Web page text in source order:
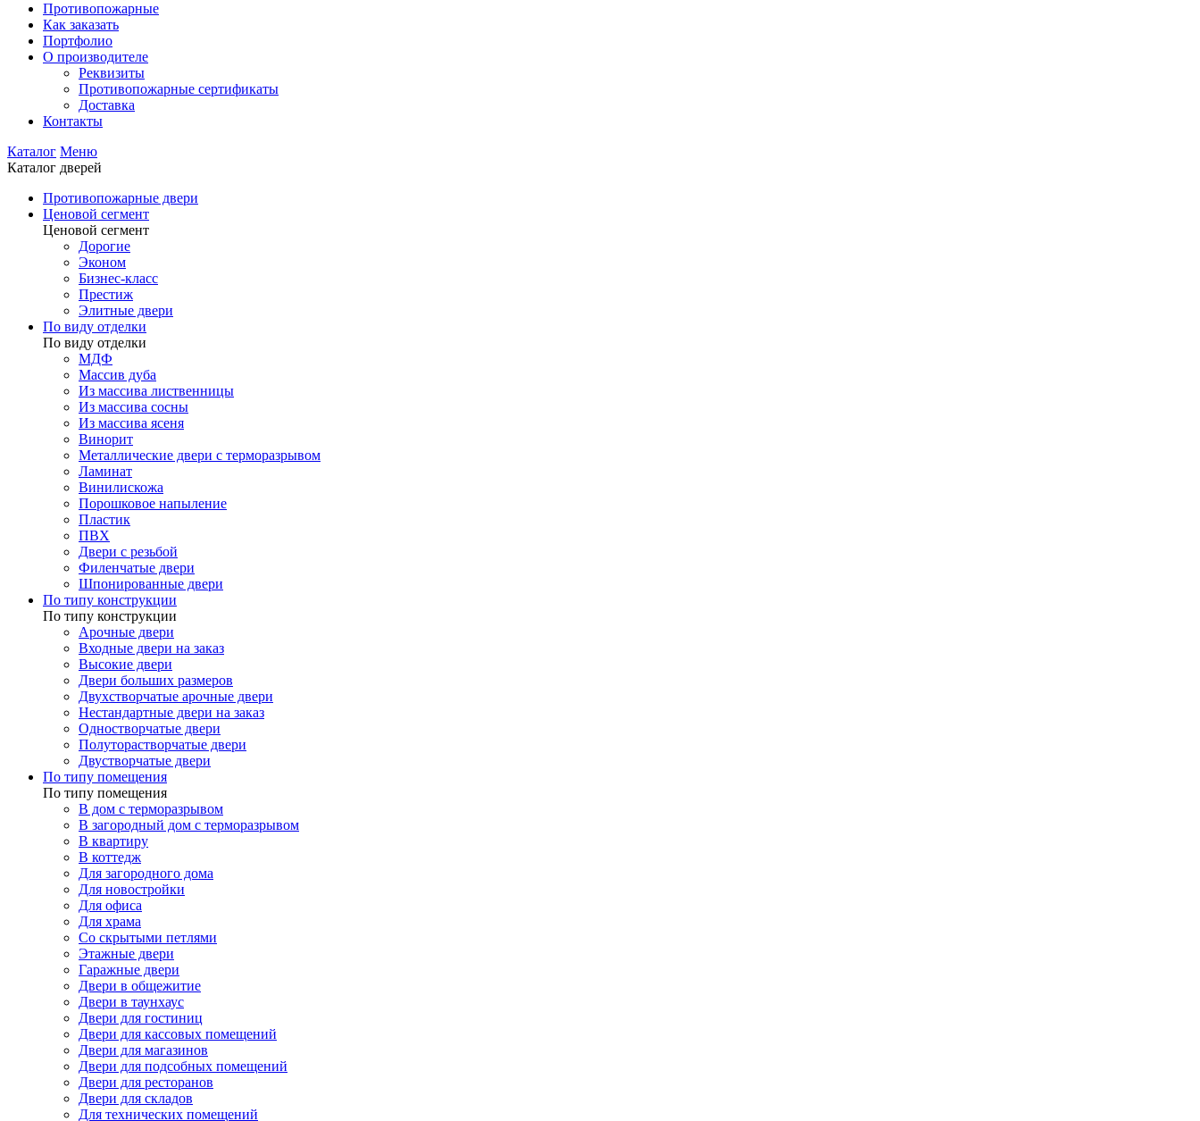
Противопожарные
Как заказать
Портфолио
О производителе
Реквизиты
Противопожарные сертификаты
Доставка
Контакты
Каталог Меню
Каталог дверей
Противопожарные двери
Ценовой сегмент
Ценовой сегмент
Дорогие
Эконом
Бизнес-класс
Престиж
Элитные двери
По виду отделки
По виду отделки
МДФ
Массив дуба
Из массива лиственницы
Из массива сосны
Из массива ясеня
Винорит
Металлические двери с терморазрывом
Ламинат
Винилискожа
Порошковое напыление
Пластик
ПВХ
Двери с резьбой
Филенчатые двери
Шпонированные двери
По типу конструкции
По типу конструкции
Арочные двери
Входные двери на заказ
Высокие двери
Двери больших размеров
Двухстворчатые арочные двери
Нестандартные двери на заказ
Одностворчатые двери
Полуторастворчатые двери
Двустворчатые двери
По типу помещения
По типу помещения
В дом с терморазрывом
В загородный дом с терморазрывом
В квартиру
В коттедж
Для загородного дома
Для новостройки
Для офиса
Для храма
Со скрытыми петлями
Этажные двери
Гаражные двери
Двери в общежитие
Двери в таунхаус
Двери для гостиниц
Двери для кассовых помещений
Двери для магазинов
Двери для подсобных помещений
Двери для ресторанов
Двери для складов
Для технических помещений